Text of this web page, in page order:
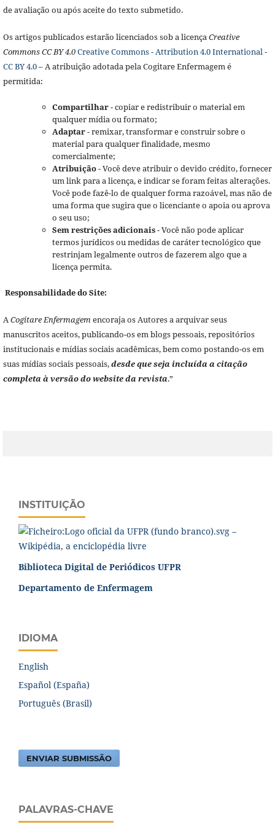
de avaliação ou após aceite do texto submetido.
Os artigos publicados estarão licenciados sob a licençaCreative
Commons CC BY 4.0Creative Commons - Attribution 4.0 International -
CC BY 4.0– A atribuição adotada pela Cogitare Enfermagem é
permitida:
Compartilhar- copiar e redistribuir o material em
qualquer mídia ou formato;
Adaptar- remixar, transformar e construir sobre o
material para qualquer finalidade, mesmo
comercialmente;
Atribuição- Você deve atribuir o devido crédito, fornecer
um link para a licença, e indicar se foram feitas alterações.
Você pode fazê-lo de qualquer forma razoável, mas não de
uma forma que sugira que o licenciante o apoia ou aprova
o seu uso;
Sem restrições adicionais- Você não pode aplicar
termos jurídicos ou medidas de caráter tecnológico que
restrinjam legalmente outros de fazerem algo que a
licença permita.
Responsabilidade do Site:
ACogitare Enfermagemencoraja os Autores a arquivar seus
manuscritos aceitos, publicando-os em blogs pessoais, repositórios
institucionais e mídias sociais acadêmicas, bem como postando-os em
suas mídias sociais pessoais,desde que seja incluída a citação
completa à versão do website da revista.”
INSTITUIÇÃO
Biblioteca Digital de Periódicos UFPR
Departamento de Enfermagem
IDIOMA
English
Español (España)
Português (Brasil)
ENVIAR SUBMISSÃO
PALAVRAS-CHAVE